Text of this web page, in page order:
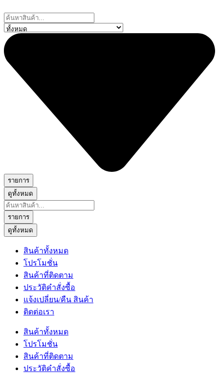
to
content
Search
...
รายการ
ดูทั้งหมด
Search
...
รายการ
ดูทั้งหมด
สินค้าทั้งหมด
โปรโมชั่น
สินค้าที่ติดตาม
ประวัติคำสั่งซื้อ
แจ้งเปลี่ยน/คืน สินค้า
ติดต่อเรา
สินค้าทั้งหมด
โปรโมชั่น
สินค้าที่ติดตาม
ประวัติคำสั่งซื้อ